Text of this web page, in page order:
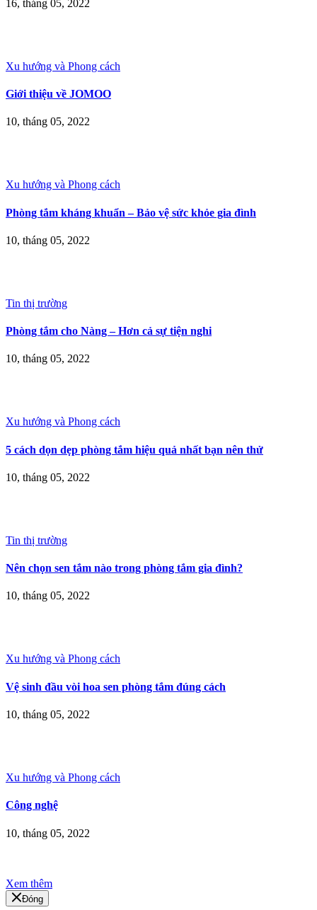
16, tháng 05, 2022
Xu hướng và Phong cách
Giới thiệu về JOMOO
10, tháng 05, 2022
Xu hướng và Phong cách
Phòng tắm kháng khuẩn – Bảo vệ sức khỏe gia đình
10, tháng 05, 2022
Tin thị trường
Phòng tắm cho Nàng – Hơn cả sự tiện nghi
10, tháng 05, 2022
Xu hướng và Phong cách
5 cách dọn dẹp phòng tắm hiệu quả nhất bạn nên thử
10, tháng 05, 2022
Tin thị trường
Nên chọn sen tắm nào trong phòng tắm gia đình?
10, tháng 05, 2022
Xu hướng và Phong cách
Vệ sinh đầu vòi hoa sen phòng tắm đúng cách
10, tháng 05, 2022
Xu hướng và Phong cách
Công nghệ
10, tháng 05, 2022
Xem thêm
Đóng